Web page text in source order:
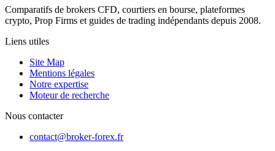
Comparatifs de brokers CFD, courtiers en bourse, plateformes
crypto, Prop Firms et guides de trading indépendants depuis 2008.
Liens utiles
Site Map
Mentions légales
Notre expertise
Moteur de recherche
Nous contacter
contact@broker-forex.fr